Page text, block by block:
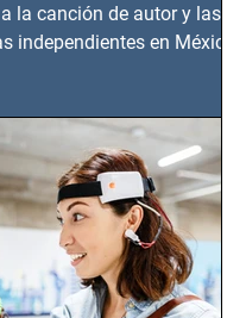
la canción de autor y las
independientes en México,
los miércoles a partir del
al 25 de septiembre, a las